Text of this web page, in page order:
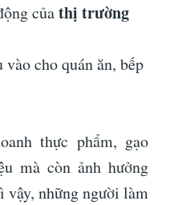
củathị trường
cho quán ăn, bếp
thực phẩm, gạo
mà còn ảnh hưởng
vậy, những người làm